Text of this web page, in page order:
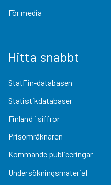
För media
Hitta snabbt
StatFin-databasen
Statistikdatabaser
Finland i siffror
Prisomräknaren
Kommande publiceringar
Undersökningsmaterial